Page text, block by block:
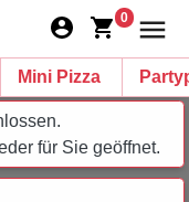
0
Mini Pizza
für Sie geöffnet.